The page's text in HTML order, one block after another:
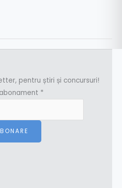
pentru știri și concursuri!
*